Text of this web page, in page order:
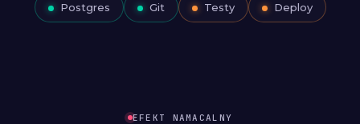
Postgres Git Testy Deploy
EFEKT NAMACALNY